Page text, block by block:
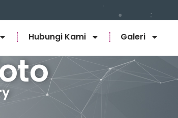
Hubungi Kami Galeri